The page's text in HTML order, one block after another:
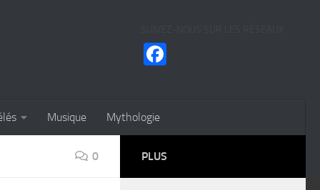
Musique Mythologie
0 PLUS